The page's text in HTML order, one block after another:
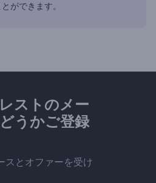
ができます。
ストのメー
うかご登録
スとオファーを受け